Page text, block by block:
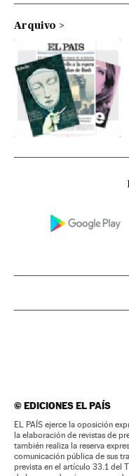
Arquivo
©EDICIONES EL PAÍS
EL PAÍS ejerce la oposición
la elaboración de revistas de
también realiza la reserva
comunicación pública de sus
prevista en el artículo 33.1 del